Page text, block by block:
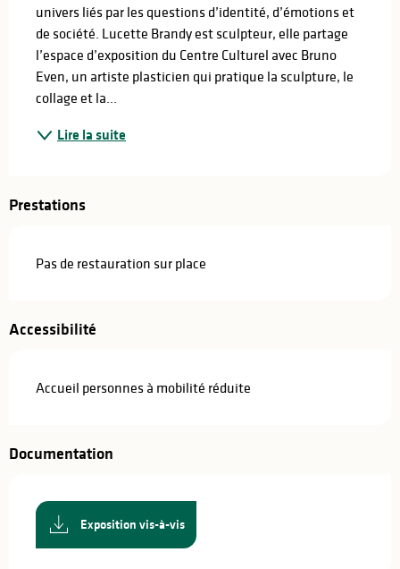
univers liés par les questions d’identité, d’émotions et
de société. Lucette Brandy est sculpteur, elle partage
l’espace d’exposition du Centre Culturel avec Bruno
Even, un artiste plasticien qui pratique la sculpture, le
collage et la...
Lire la suite
Prestations
Pas de restauration sur place
Accessibilité
Accueil personnes à mobilité réduite
Documentation
Exposition vis-à-vis